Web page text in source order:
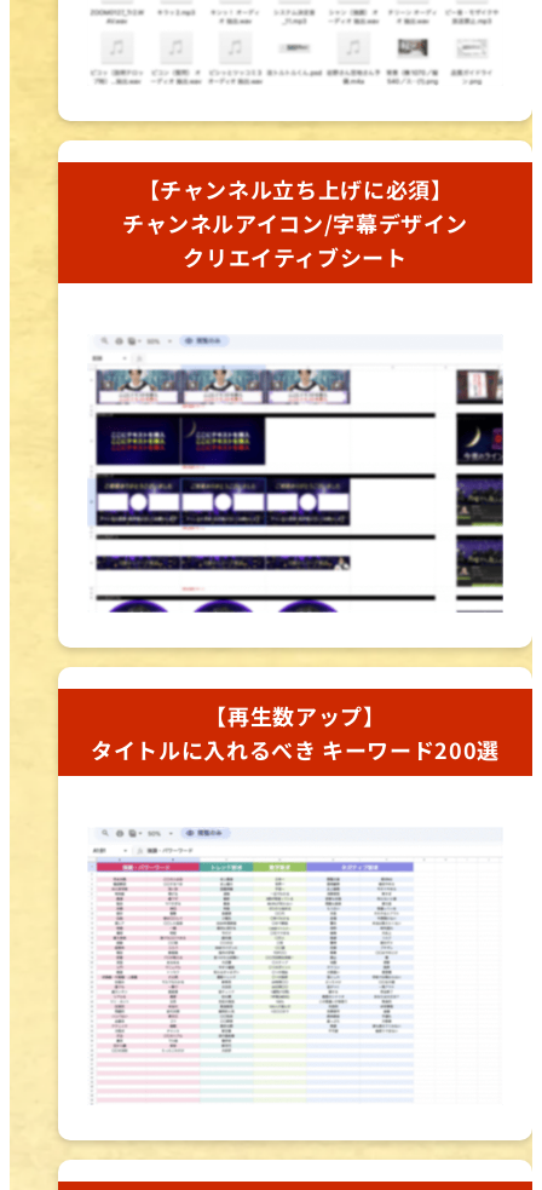
【チャンネル立ち上げに必須】
チャンネルアイコン/字幕デザイン
クリエイティブシート
【再生数アップ】
タイトルに入れるべき キーワード200選